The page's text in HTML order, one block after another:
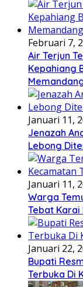
Februari 7,
Air Terjun
Kepahiang
Januari 11,
Jenazah
Lebong
Januari 11,
Warga
Tebat Karai
Januari 22,
Bupati
Terbuka Di